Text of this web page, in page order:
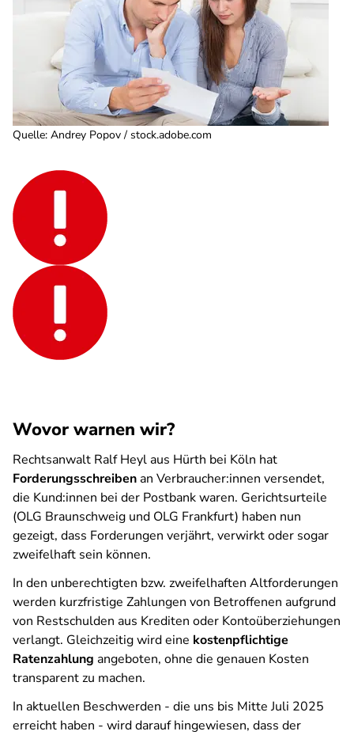
Quelle: Andrey Popov / stock.adobe.com
Wovor warnen wir?
Rechtsanwalt Ralf Heyl aus Hürth bei Köln hat
Forderungsschreibenan Verbraucher:innen versendet,
die Kund:innen bei der Postbank waren. Gerichtsurteile
(OLG Braunschweig und OLG Frankfurt) haben nun
gezeigt, dass Forderungen verjährt, verwirkt oder sogar
zweifelhaft sein können.
In den unberechtigten bzw. zweifelhaften Altforderungen
werden kurzfristige Zahlungen von Betroffenen aufgrund
von Restschulden aus Krediten oder Kontoüberziehungen
verlangt. Gleichzeitig wird eine kostenpflichtige
Ratenzahlung angeboten, ohne die genauen Kosten
transparent zu machen.
In aktuellen Beschwerden - die uns bis Mitte Juli 2025
erreicht haben - wird darauf hingewiesen, dass der